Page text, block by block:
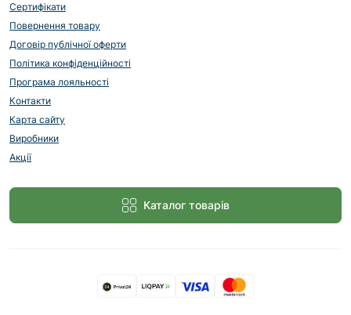
Сертифікати
Повернення товару
Договір публічної оферти
Політика конфіденційності
Програма лояльності
Контакти
Карта сайту
Виробники
Акції
Каталог товарів